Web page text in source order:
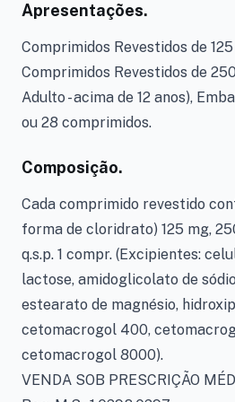
Apresentações.
Comprimidos Revestidos de
Comprimidos Revestidos de
Adulto - acima de 12 anos),
ou 28 comprimidos.
Composição.
Cada comprimido revestido
forma de cloridrato) 125 mg,
q.s.p. 1 compr. (Excipientes:
lactose, amidoglicolato de
estearato de magnésio,
cetomacrogol 400,
cetomacrogol 8000).
VENDA SOB PRESCRIÇÃO